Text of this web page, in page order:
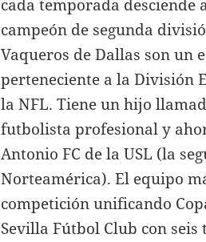
cada temporada desciende
campeón de segunda
Vaqueros de Dallas son
perteneciente a la División
la NFL. Tiene un hijo
futbolista profesional y
Antonio FC de la USL (la
Norteamérica). El equipo
competición unificando
Sevilla Fútbol Club con